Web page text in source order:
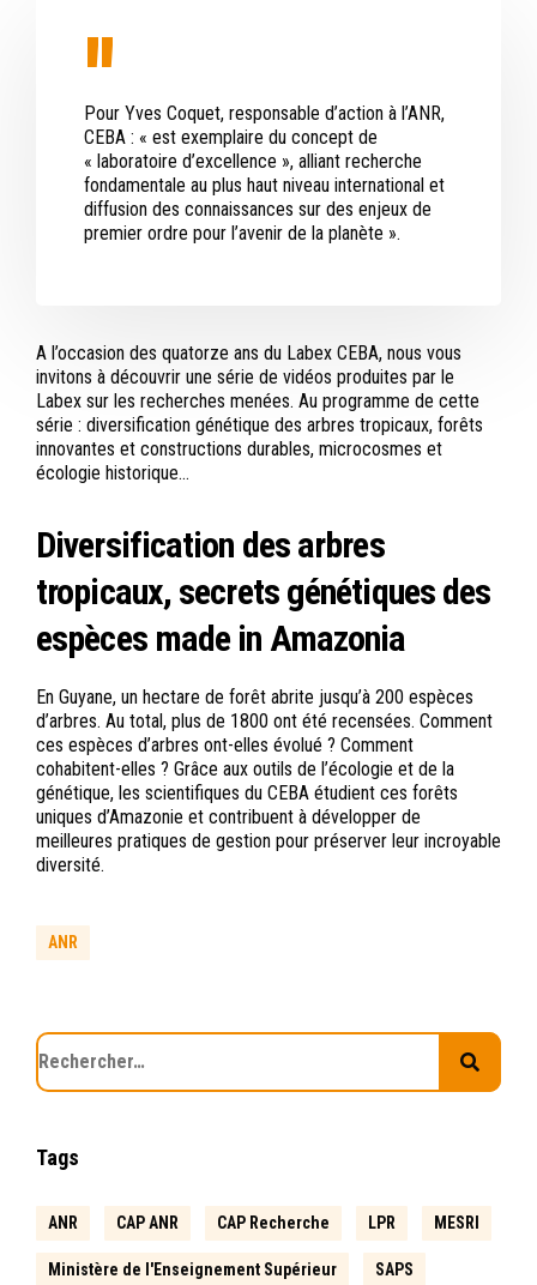
Pour Yves Coquet, responsable d’action à l’ANR,
CEBA : « est exemplaire du concept de
« laboratoire d’excellence », alliant recherche
fondamentale au plus haut niveau international et
diffusion des connaissances sur des enjeux de
premier ordre pour l’avenir de la planète ».
A l’occasion des quatorze ans du Labex CEBA, nous vous
invitons à découvrir une série de vidéos produites par le
Labex sur les recherches menées. Au programme de cette
série : diversification génétique des arbres tropicaux, forêts
innovantes et constructions durables, microcosmes et
écologie historique…
Diversification des arbres
tropicaux, secrets génétiques des
espèces made in Amazonia
En Guyane, un hectare de forêt abrite jusqu’à 200 espèces
d’arbres. Au total, plus de 1800 ont été recensées. Comment
ces espèces d’arbres ont-elles évolué ? Comment
cohabitent-elles ? Grâce aux outils de l’écologie et de la
génétique, les scientifiques du CEBA étudient ces forêts
uniques d’Amazonie et contribuent à développer de
meilleures pratiques de gestion pour préserver leur incroyable
diversité.
ANR
Tags
ANR CAP ANR CAP Recherche LPR MESRI
Ministère de l'Enseignement Supérieur SAPS